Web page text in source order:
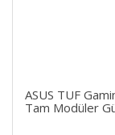
ASUS TUF
Tam Modüler